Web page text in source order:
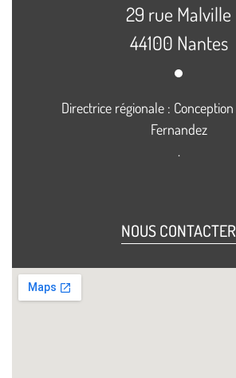
29 rue Malville
44100 Nantes
Directrice régionale :
Fernandez
.
NOUS CONTACTER